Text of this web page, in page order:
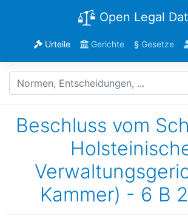
Open Legal
Urteile Gerichte §Gesetze
Beschluss vom
Kammer) - 6 B